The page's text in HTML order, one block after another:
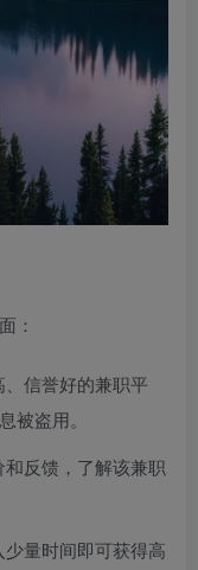
：
、信誉好的兼职平
被盗用。
和反馈，了解该兼职
少量时间即可获得高